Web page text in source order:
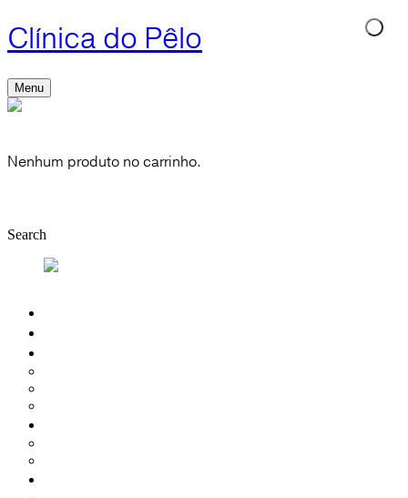
Clínica do Pêlo
Menu
Nenhum produto no carrinho.
Search